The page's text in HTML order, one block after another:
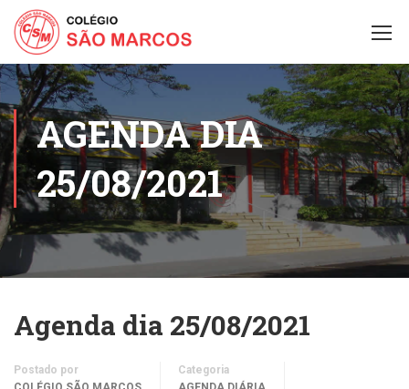
AGENDA DIA
25/08/2021
Agenda dia 25/08/2021
Postado por
Categoria